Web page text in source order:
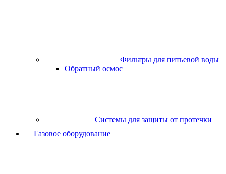
Фильтры для питьевой воды
Обратный осмос
Системы для защиты от протечки
Газовое оборудование